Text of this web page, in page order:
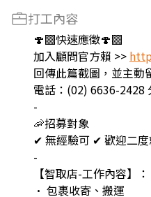
打工內容
🍄‍🟫快速應徵🍄‍🟫
加入顧問官方賴 >>
回傳此篇截圖，並主動
電話：(02) 6636-2428
-
🦐招募對象
✔ 無經驗可 ✔ 歡迎二
-
【智取店-工作內容】：
• 包裹收寄、搬運